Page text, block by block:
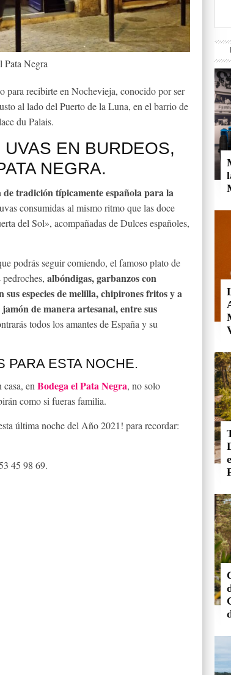
Negra
para recibirte en Nochevieja, conocido por ser
al lado del Puerto de la Luna, en el barrio de
du Palais.
EN BURDEOS,
NEGRA.
tradición típicamente española para la
consumidas al mismo ritmo que las doce
del Sol», acompañadas de Dulces españoles,
podrás seguir comiendo, el famoso plato de
albóndigas, garbanzos con
especies de melilla, chipirones fritos y a
de manera artesanal, entre sus
todos los amantes de España y su
PARA ESTA NOCHE.
en Bodega el Pata Negra, no solo
como si fueras familia.
última noche del Año 2021! para recordar:
45 98 69.